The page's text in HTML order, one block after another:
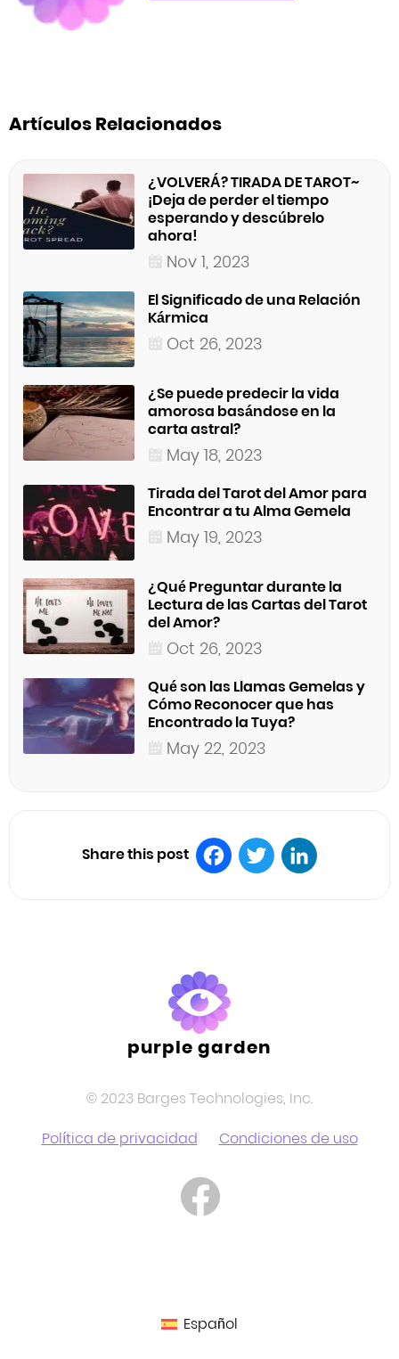
Artículos Relacionados
¿VOLVERÁ? TIRADA DE TAROT~
¡Deja de perder el tiempo
esperando y descúbrelo
ahora!
Nov 1, 2023
El Significado de una Relación
Kármica
Oct 26, 2023
¿Se puede predecir la vida
amorosa basándose en la
carta astral?
May 18, 2023
Tirada del Tarot del Amor para
Encontrar a tu Alma Gemela
May 19, 2023
¿Qué Preguntar durante la
Lectura de las Cartas del Tarot
del Amor?
Oct 26, 2023
Qué son las Llamas Gemelas y
Cómo Reconocer que has
Encontrado la Tuya?
May 22, 2023
Share this post
purple garden
© 2023 Barges Technologies, Inc.
Política de privacidad
Condiciones de uso
Español